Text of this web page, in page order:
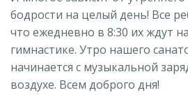
бодрости на целый день! Все
что ежедневно в 8:30 их ждут
гимнастике. Утро нашего
начинается с музыкальной
воздухе. Всем доброго дня!